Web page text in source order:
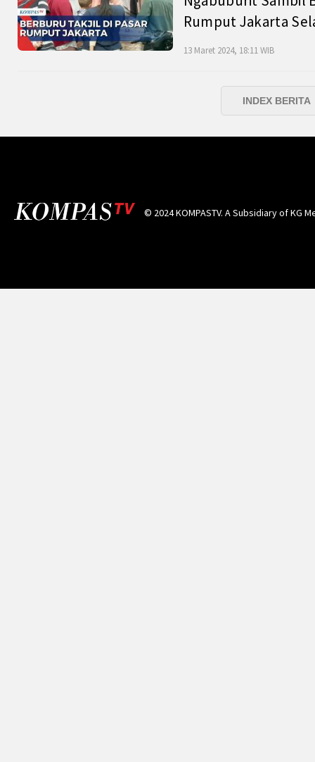
Rumput Jakarta
13 Maret 2024, 18:11 WIB
INDEX BERITA
© 2024 KOMPASTV. A Subsidiary ofKG